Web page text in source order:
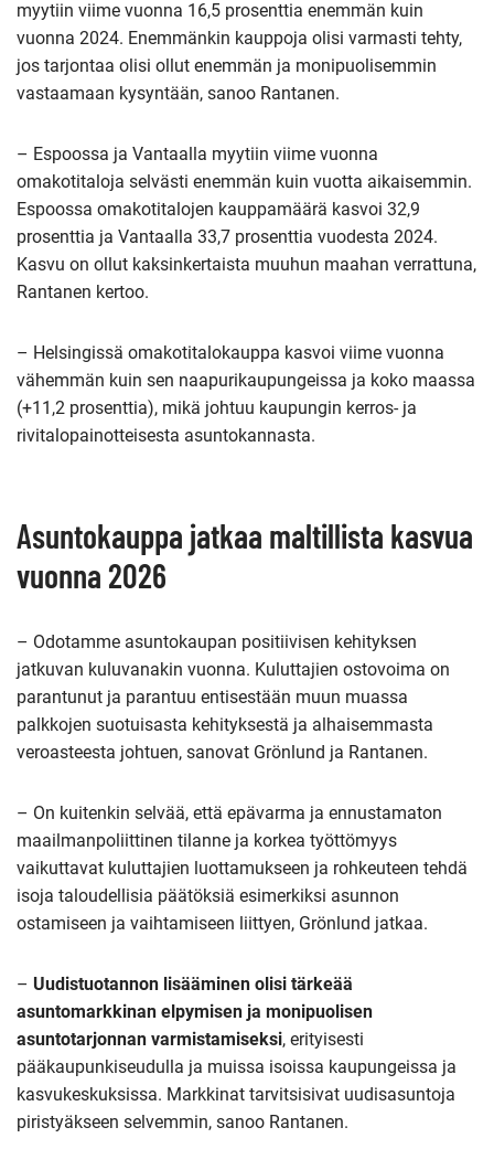
myytiin viime vuonna 16,5 prosenttia enemmän kuin
vuonna 2024. Enemmänkin kauppoja olisi varmasti tehty,
jos tarjontaa olisi ollut enemmän ja monipuolisemmin
vastaamaan kysyntään, sanoo Rantanen.
– Espoossa ja Vantaalla myytiin viime vuonna
omakotitaloja selvästi enemmän kuin vuotta aikaisemmin.
Espoossa omakotitalojen kauppamäärä kasvoi 32,9
prosenttia ja Vantaalla 33,7 prosenttia vuodesta 2024.
Kasvu on ollut kaksinkertaista muuhun maahan verrattuna,
Rantanen kertoo.
– Helsingissä omakotitalokauppa kasvoi viime vuonna
vähemmän kuin sen naapurikaupungeissa ja koko maassa
(+11,2 prosenttia), mikä johtuu kaupungin kerros- ja
rivitalopainotteisesta asuntokannasta.
Asuntokauppa jatkaa maltillista kasvua
vuonna 2026
– Odotamme asuntokaupan positiivisen kehityksen
jatkuvan kuluvanakin vuonna. Kuluttajien ostovoima on
parantunut ja parantuu entisestään muun muassa
palkkojen suotuisasta kehityksestä ja alhaisemmasta
veroasteesta johtuen, sanovat Grönlund ja Rantanen.
– On kuitenkin selvää, että epävarma ja ennustamaton
maailmanpoliittinen tilanne ja korkea työttömyys
vaikuttavat kuluttajien luottamukseen ja rohkeuteen tehdä
isoja taloudellisia päätöksiä esimerkiksi asunnon
ostamiseen ja vaihtamiseen liittyen, Grönlund jatkaa.
– Uudistuotannon lisääminen olisi tärkeää
asuntomarkkinan elpymisen ja monipuolisen
asuntotarjonnan varmistamiseksi, erityisesti
pääkaupunkiseudulla ja muissa isoissa kaupungeissa ja
kasvukeskuksissa. Markkinat tarvitsisivat uudisasuntoja
piristyäkseen selvemmin, sanoo Rantanen.